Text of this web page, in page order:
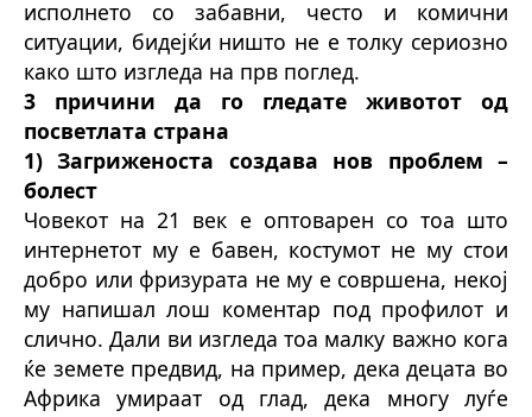
исполнето со забавни, често и комични
ситуации, бидејќи ништо не е толку сериозно
како што изгледа на прв поглед.
3 причини да го гледате животот од
посветлата страна
1) Загриженоста создава нов проблем –
болест
Човекот на 21 век е оптоварен со тоа што
интернетот му е бавен, костумот не му стои
добро или фризурата не му е совршена, некој
му напишал лош коментар под профилот и
слично. Дали ви изгледа тоа малку важно кога
ќе земете предвид, на пример, дека децата во
Африка умираат од глад, дека многу луѓе